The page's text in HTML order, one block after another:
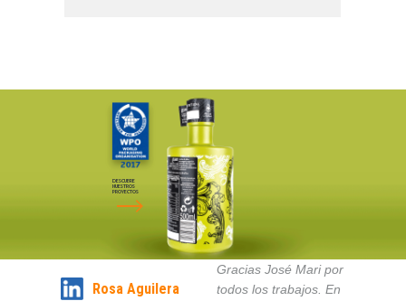
DESCUBRE
NUESTROS
PROYECTOS
Rosa Aguilera
Gracias José Mari por
todos los trabajos. En